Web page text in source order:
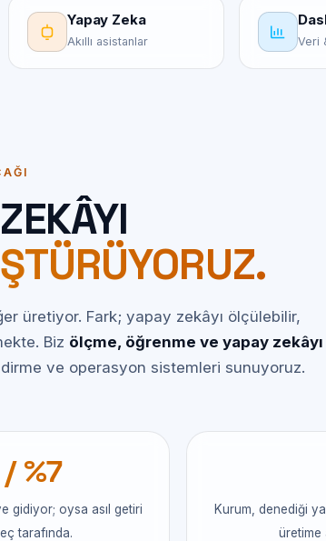
Yapay Zeka
Akıllı asistanlar Veri
üretiyor. Fark; yapay zekâyı ölçülebilir,
Biz ölçme, öğrenme ve yapay zekâyı
ve operasyon sistemleri sunuyoruz.
%7
gidiyor; oysa asıl getiri
tarafında.
Kurum, denediği
üretime